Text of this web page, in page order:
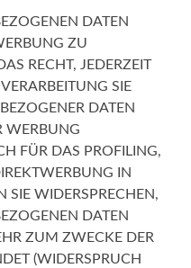
DATEN
ZU
RECHT, JEDERZEIT
SIE
DATEN
WERBUNG
FÜR DAS PROFILING,
IN
SIE WIDERSPRECHEN,
DATEN
ZUM ZWECKE DER
(WIDERSPRUCH